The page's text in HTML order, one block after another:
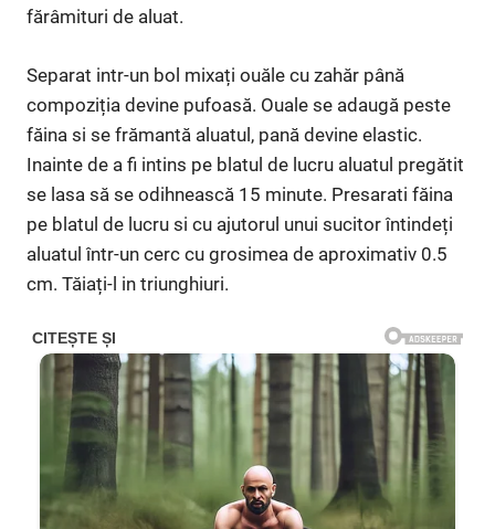
fărâmituri de aluat.
Separat intr-un bol mixați ouăle cu zahăr până
compoziția devine pufoasă. Ouale se adaugă peste
făina si se frămantă aluatul, pană devine elastic.
Inainte de a fi intins pe blatul de lucru aluatul pregătit
se lasa să se odihnească 15 minute. Presarati făina
pe blatul de lucru si cu ajutorul unui sucitor întindeți
aluatul într-un cerc cu grosimea de aproximativ 0.5
cm. Tăiați-l in triunghiuri.